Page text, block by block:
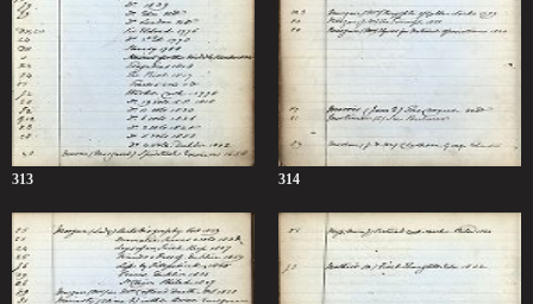
313 314